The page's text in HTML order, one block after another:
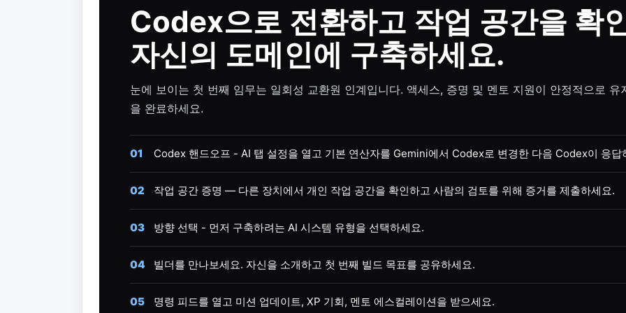
Codex으로 전환하고 작업 공간을 확
자신의 도메인에 구축하세요.
눈에 보이는 첫 번째 임무는 일회성 교환원 인계입니다. 액세스, 증명 및 멘토 지원이 안정적으로 유
을 완료하세요.
01 Codex 핸드오프 - AI 탭 설정을 열고 기본 연산자를 Gemini에서 Codex로 변경한 다음 Codex이 응답
02 작업 공간 증명 — 다른 장치에서 개인 작업 공간을 확인하고 사람의 검토를 위해 증거를 제출하세요.
03 방향 선택 - 먼저 구축하려는 AI 시스템 유형을 선택하세요.
04 빌더를 만나보세요. 자신을 소개하고 첫 번째 빌드 목표를 공유하세요.
05 명령 피드를 열고 미션 업데이트, XP 기회, 멘토 에스컬레이션을 받으세요.